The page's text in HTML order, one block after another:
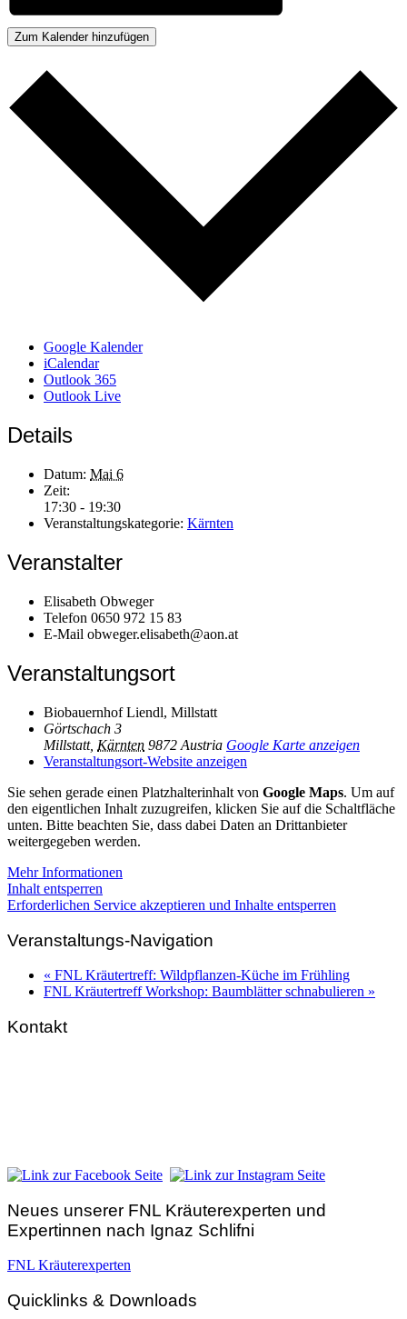
Zum Kalender hinzufügen
Google Kalender
iCalendar
Outlook 365
Outlook Live
Details
Datum: Mai 6
Zeit:
17:30 - 19:30
Veranstaltungskategorie: Kärnten
Veranstalter
Elisabeth Obweger
Telefon 0650 972 15 83
E-Mail obweger.elisabeth@aon.at
Veranstaltungsort
Biobauernhof Liendl, Millstatt
Görtschach 3
Millstatt, Kärnten 9872 Austria Google Karte anzeigen
Veranstaltungsort-Website anzeigen
Sie sehen gerade einen Platzhalterinhalt von Google Maps. Um auf
den eigentlichen Inhalt zuzugreifen, klicken Sie auf die Schaltfläche
unten. Bitte beachten Sie, dass dabei Daten an Drittanbieter
weitergegeben werden.
Mehr Informationen
Inhalt entsperren
Erforderlichen Service akzeptieren und Inhalte entsperren
Veranstaltungs-Navigation
« FNL Kräutertreff: Wildpflanzen-Küche im Frühling
FNL Kräutertreff Workshop: Baumblätter schnabulieren »
Kontakt
Neues unserer FNL Kräuterexperten und
Expertinnen nach Ignaz Schlifni
FNL Kräuterexperten
Quicklinks & Downloads